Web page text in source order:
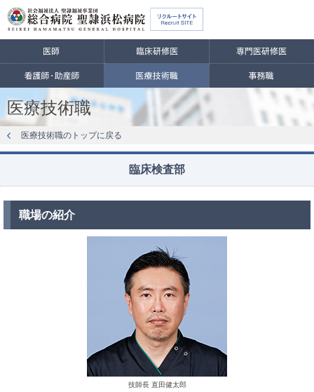
医療技術職
医療技術職のトップに戻る
臨床検査部
職場の紹介
技師長 直田健太郎